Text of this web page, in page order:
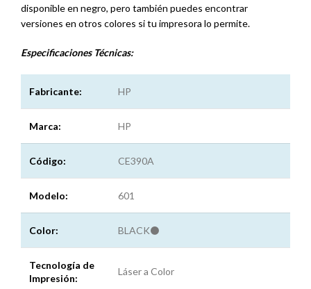
disponible en negro, pero también puedes encontrar
versiones en otros colores si tu impresora lo permite.
Especificaciones Técnicas:
Fabricante: HP
Marca: HP
Código: CE390A
Modelo: 601
Color: BLACK⚫
Tecnología de
Impresión:
Láser a Color